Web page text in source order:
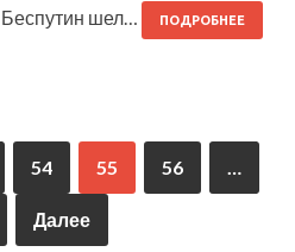
шел…
ПОДРОБНЕЕ
54 55 56 …
Далее